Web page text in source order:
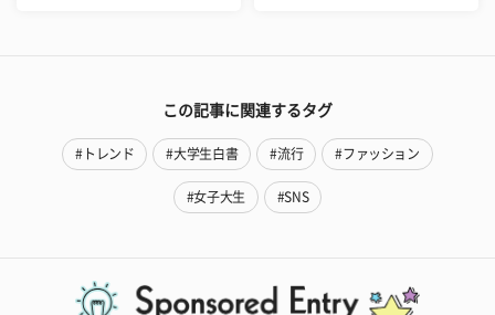
この記事に関連するタグ
#トレンド #大学生白書 #流行 #ファッション
#女子大生 #SNS